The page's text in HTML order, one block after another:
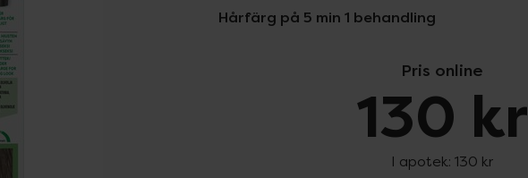
Hårfärg på 5 min 1 behandling
Pris online
130 kr
I apotek: 130 kr